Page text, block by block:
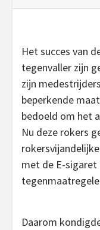
Het succes van
tegenvaller zijn
zijn
beperkende
bedoeld om het
Nu deze rokers
met de E-
Daarom